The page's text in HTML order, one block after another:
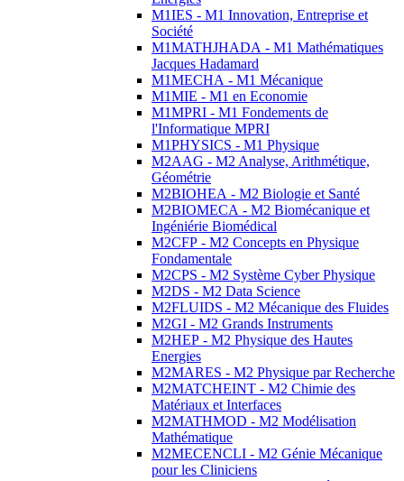
M1IES - M1 Innovation, Entreprise et
Société
M1MATHJHADA - M1 Mathématiques
Jacques Hadamard
M1MECHA - M1 Mécanique
M1MIE - M1 en Economie
M1MPRI - M1 Fondements de
l'Informatique MPRI
M1PHYSICS - M1 Physique
M2AAG - M2 Analyse, Arithmétique,
Géométrie
M2BIOHEA - M2 Biologie et Santé
M2BIOMECA - M2 Biomécanique et
Ingéniérie Biomédical
M2CFP - M2 Concepts en Physique
Fondamentale
M2CPS - M2 Système Cyber Physique
M2DS - M2 Data Science
M2FLUIDS - M2 Mécanique des Fluides
M2GI - M2 Grands Instruments
M2HEP - M2 Physique des Hautes
Energies
M2MARES - M2 Physique par Recherche
M2MATCHEINT - M2 Chimie des
Matériaux et Interfaces
M2MATHMOD - M2 Modélisation
Mathématique
M2MECENCLI - M2 Génie Mécanique
pour les Cliniciens